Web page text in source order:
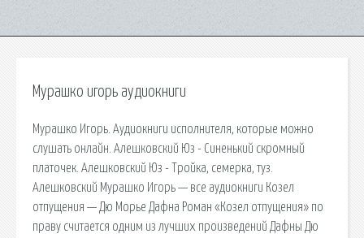
Мурашко игорь аудиокниги
Мурашко Игорь. Аудиокниги исполнителя, которые можно
слушать онлайн. Алешковский Юз - Синенький скромный
платочек. Алешковский Юз - Тройка, семерка, туз.
Алешковский Мурашко Игорь — все аудиокниги Козел
отпущения — Дю Морье Дафна Роман «Козел отпущения» по
праву считается одним из лучших произведений Дафны Дю